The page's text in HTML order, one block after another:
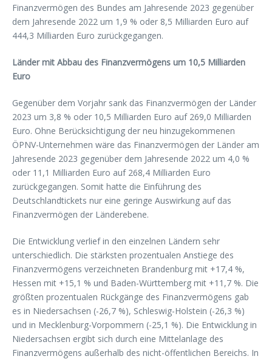
Finanzvermögen des Bundes am Jahresende 2023 gegenüber
dem Jahresende 2022 um 1,9 % oder 8,5 Milliarden Euro auf
444,3 Milliarden Euro zurückgegangen.
Länder mit Abbau des Finanzvermögens um 10,5 Milliarden
Euro
Gegenüber dem Vorjahr sank das Finanzvermögen der Länder
2023 um 3,8 % oder 10,5 Milliarden Euro auf 269,0 Milliarden
Euro. Ohne Berücksichtigung der neu hinzugekommenen
ÖPNV-Unternehmen wäre das Finanzvermögen der Länder am
Jahresende 2023 gegenüber dem Jahresende 2022 um 4,0 %
oder 11,1 Milliarden Euro auf 268,4 Milliarden Euro
zurückgegangen. Somit hatte die Einführung des
Deutschlandtickets nur eine geringe Auswirkung auf das
Finanzvermögen der Länderebene.
Die Entwicklung verlief in den einzelnen Ländern sehr
unterschiedlich. Die stärksten prozentualen Anstiege des
Finanzvermögens verzeichneten Brandenburg mit +17,4 %,
Hessen mit +15,1 % und Baden-Württemberg mit +11,7 %. Die
größten prozentualen Rückgänge des Finanzvermögens gab
es in Niedersachsen (-26,7 %), Schleswig-Holstein (-26,3 %)
und in Mecklenburg-Vorpommern (-25,1 %). Die Entwicklung in
Niedersachsen ergibt sich durch eine Mittelanlage des
Finanzvermögens außerhalb des nicht-öffentlichen Bereichs. In